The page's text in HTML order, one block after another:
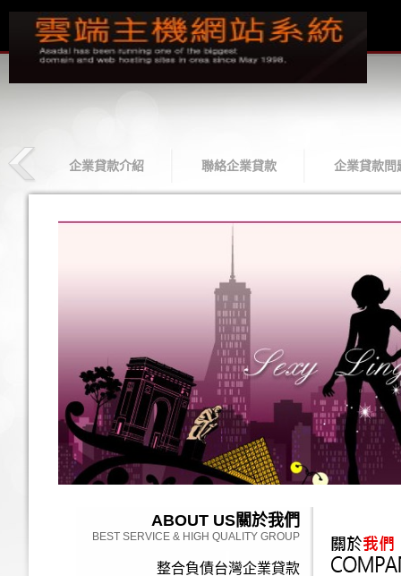
企業貸款介紹 聯絡企業貸款 企業貸款問
ABOUT US關於我們
BEST SERVICE & HIGH QUALITY GROUP
整合負債台灣企業貸款